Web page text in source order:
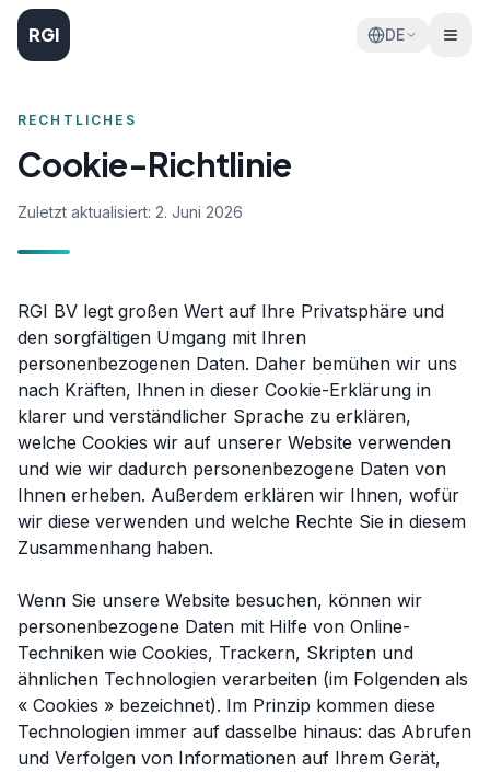
RGI DE
RECHTLICHES
Cookie-Richtlinie
Zuletzt aktualisiert: 2. Juni 2026
RGI BV legt großen Wert auf Ihre Privatsphäre und
den sorgfältigen Umgang mit Ihren
personenbezogenen Daten. Daher bemühen wir uns
nach Kräften, Ihnen in dieser Cookie-Erklärung in
klarer und verständlicher Sprache zu erklären,
welche Cookies wir auf unserer Website verwenden
und wie wir dadurch personenbezogene Daten von
Ihnen erheben. Außerdem erklären wir Ihnen, wofür
wir diese verwenden und welche Rechte Sie in diesem
Zusammenhang haben.
Wenn Sie unsere Website besuchen, können wir
personenbezogene Daten mit Hilfe von Online-
Techniken wie Cookies, Trackern, Skripten und
ähnlichen Technologien verarbeiten (im Folgenden als
« Cookies » bezeichnet). Im Prinzip kommen diese
Technologien immer auf dasselbe hinaus: das Abrufen
und Verfolgen von Informationen auf Ihrem Gerät,